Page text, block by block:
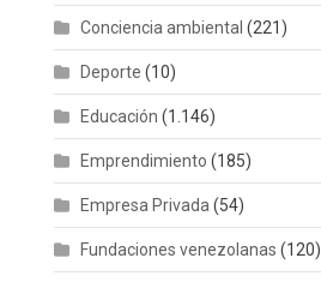
Conciencia ambiental (221)
Deporte (10)
Educación (1.146)
Emprendimiento (185)
Empresa Privada (54)
Fundaciones venezolanas (120)